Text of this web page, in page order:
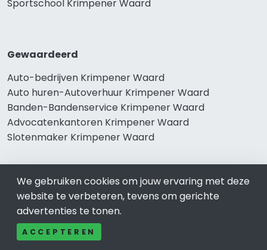
Sportschool Krimpener Waard
Gewaardeerd
Auto-bedrijven Krimpener Waard
Auto huren-Autoverhuur Krimpener Waard
Banden-Bandenservice Krimpener Waard
Advocatenkantoren Krimpener Waard
Slotenmaker Krimpener Waard
Populair
Woningruil Krimpener Waard
Prive Spa-Sauna Krimpener Waard
Incassobureau Krimpener Waard
We gebruiken cookies om jouw ervaring met deze
website te verbeteren, tevens om gerichte
advertenties te tonen.
ACCEPTEREN